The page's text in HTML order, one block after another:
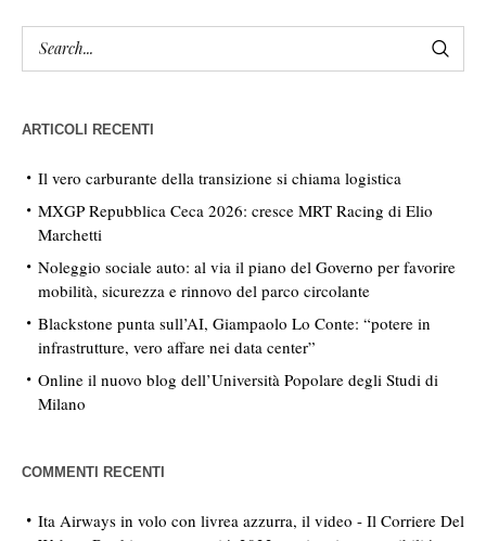
ARTICOLI RECENTI
Il vero carburante della transizione si chiama logistica
MXGP Repubblica Ceca 2026: cresce MRT Racing di Elio
Marchetti
Noleggio sociale auto: al via il piano del Governo per favorire
mobilità, sicurezza e rinnovo del parco circolante
Blackstone punta sull’AI, Giampaolo Lo Conte: “potere in
infrastrutture, vero affare nei data center”
Online il nuovo blog dell’Università Popolare degli Studi di
Milano
COMMENTI RECENTI
Ita Airways in volo con livrea azzurra, il video - Il Corriere Del